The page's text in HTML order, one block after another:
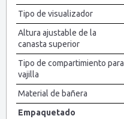
Tipo de visualizador
Altura ajustable de la
canasta superior
Tipo de compartimiento para
vajilla
Material de bañera
Empaquetado